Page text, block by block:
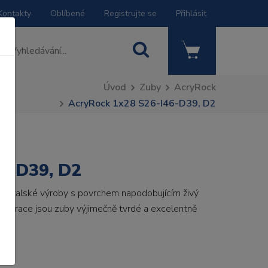
Oblíbené Registrujte se Přihlásit
Úvod Zuby
AcryRock
AcryRock 1x28 S26-I46-D39, D2
D39, D2
italské výroby s povrchem napodobujícím živý
jsou zuby výjimečně tvrdé a excelentně